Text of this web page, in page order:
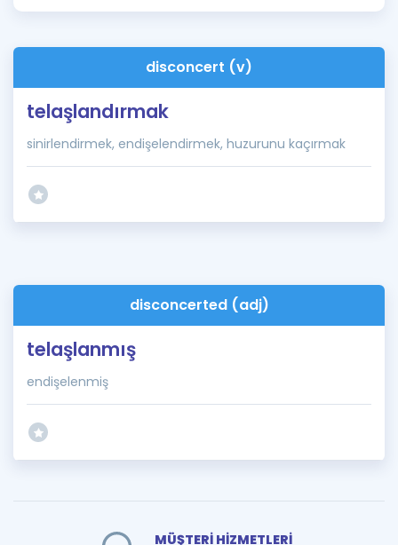
İngilizce Gramerdisconcert (v)
telaşlandırmak
sinirlendirmek, endişelendirmek, huzurunu kaçırmak
disconcerted (adj)
telaşlanmış
endişelenmiş
MÜŞTERİ HİZMETLERİ